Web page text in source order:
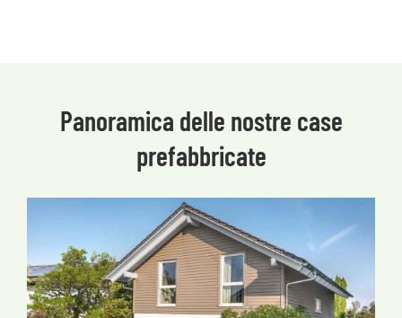
Panoramica delle nostre case
prefabbricate